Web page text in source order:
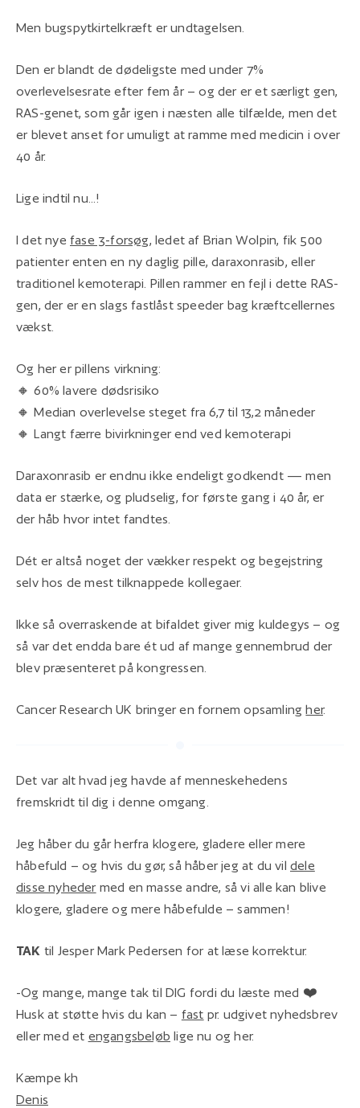
Men bugspytkirtelkræft er undtagelsen.
Den er blandt de dødeligste med under 7%
overlevelsesrate efter fem år – og der er et særligt gen,
RAS-genet, som går igen i næsten alle tilfælde, men det
er blevet anset for umuligt at ramme med medicin i over
40 år.
Lige indtil nu...!
I det nye fase 3-forsøg, ledet af Brian Wolpin, fik 500
patienter enten en ny daglig pille, daraxonrasib, eller
traditionel kemoterapi. Pillen rammer en fejl i dette RAS-
gen, der er en slags fastlåst speeder bag kræftcellernes
vækst.
Og her er pillens virkning:
🔸 60% lavere dødsrisiko
🔸 Median overlevelse steget fra 6,7 til 13,2 måneder
🔸 Langt færre bivirkninger end ved kemoterapi
Daraxonrasib er endnu ikke endeligt godkendt — men
data er stærke, og pludselig, for første gang i 40 år, er
der håb hvor intet fandtes.
Dét er altså noget der vækker respekt og begejstring
selv hos de mest tilknappede kollegaer.
Ikke så overraskende at bifaldet giver mig kuldegys – og
så var det endda bare ét ud af mange gennembrud der
blev præsenteret på kongressen.
Cancer Research UK bringer en fornem opsamlingher.
Det var alt hvad jeg havde af menneskehedens
fremskridt til dig i denne omgang.
Jeg håber du går herfra klogere, gladere eller mere
håbefuld – og hvis du gør, så håber jeg at du vildele
disse nyhedermed en masse andre, så vi alle kan blive
klogere, gladere og mere håbefulde – sammen!
TAK til Jesper Mark Pedersen for at læse korrektur.
-Og mange, mange tak til DIG fordi du læste med ❤️
Husk at støtte hvis du kan – fast pr. udgivet nyhedsbrev
eller med et engangsbeløb lige nu og her.
Kæmpe kh
Denis